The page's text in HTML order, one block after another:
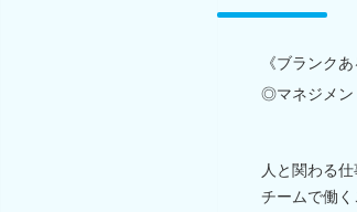
《ブランク
◎マネジメン
人と関わる
チームで働